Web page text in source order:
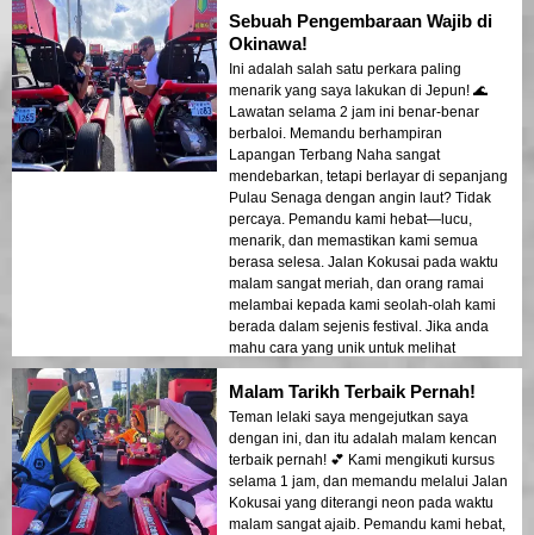
Sebuah Pengembaraan Wajib di
Okinawa!
Ini adalah salah satu perkara paling
menarik yang saya lakukan di Jepun! 🌊
Lawatan selama 2 jam ini benar-benar
berbaloi. Memandu berhampiran
Lapangan Terbang Naha sangat
mendebarkan, tetapi berlayar di sepanjang
Pulau Senaga dengan angin laut? Tidak
percaya. Pemandu kami hebat—lucu,
menarik, dan memastikan kami semua
berasa selesa. Jalan Kokusai pada waktu
malam sangat meriah, dan orang ramai
melambai kepada kami seolah-olah kami
berada dalam sejenis festival. Jika anda
mahu cara yang unik untuk melihat
Okinawa, inilah dia!
Malam Tarikh Terbaik Pernah!
Teman lelaki saya mengejutkan saya
dengan ini, dan itu adalah malam kencan
terbaik pernah! 💕 Kami mengikuti kursus
selama 1 jam, dan memandu melalui Jalan
Kokusai yang diterangi neon pada waktu
malam sangat ajaib. Pemandu kami hebat,